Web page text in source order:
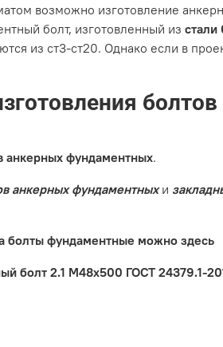
возможно изготовление
болт, изготовленный из стали
из ст3-ст20. Однако если в
анкерных фундаментных.
анкерных фундаментныхи
болты фундаментные можно здесь
болт 2.1 М48х500 ГОСТ 24379.1-